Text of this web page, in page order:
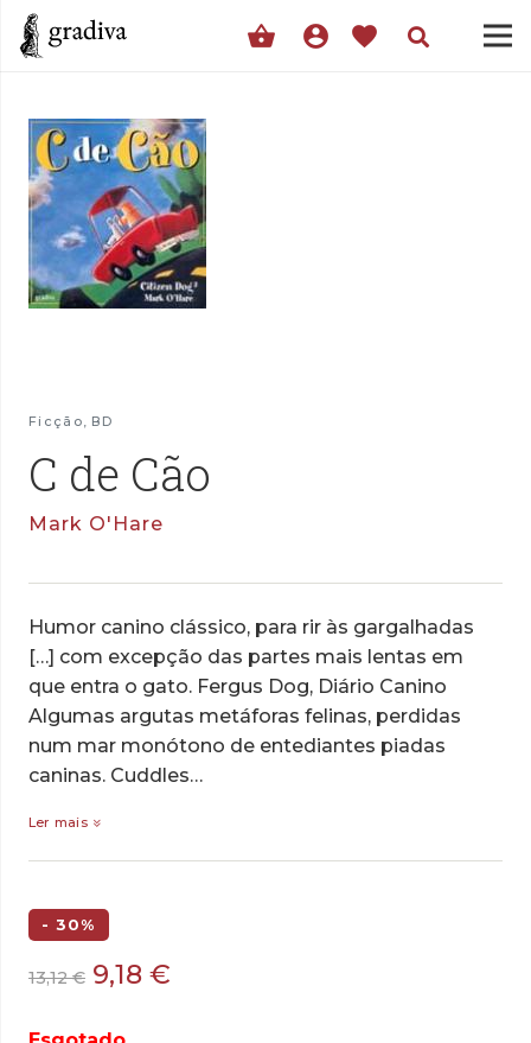
shopping_basket account_circle favorite
Ficção, BD
C de Cão
Mark O'Hare
Humor canino clássico, para rir às gargalhadas
[…] com excepção das partes mais lentas em
que entra o gato. Fergus Dog, Diário Canino
Algumas argutas metáforas felinas, perdidas
num mar monótono de entediantes piadas
caninas. Cuddles…
Ler mais
- 30%
13,12€ O
original
9,18 €